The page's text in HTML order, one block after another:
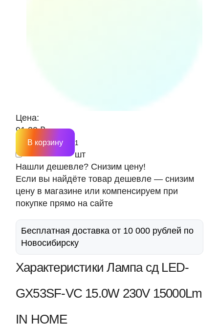
Цена:
91.30 ₽
шт
В корзину
Нашли дешевле? Снизим цену!
Если вы найдёте товар дешевле — снизим
цену в магазине или компенсируем при
покупке прямо на сайте
Бесплатная доставка от 10 000 рублей по
Новосибирску
Характеристики Лампа сд LED-
GX53SF-VC 15.0W 230V 15000Lm
IN HOME